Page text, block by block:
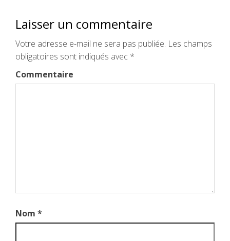
Laisser un commentaire
Votre adresse e-mail ne sera pas publiée. Les champs
obligatoires sont indiqués avec *
Commentaire
Nom *